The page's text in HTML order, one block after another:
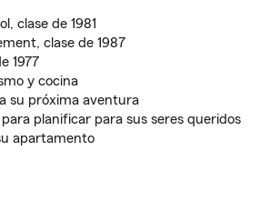
clase de 1981
clase de 1987
1977
y cocina
su próxima aventura
planificar para sus seres queridos
apartamento